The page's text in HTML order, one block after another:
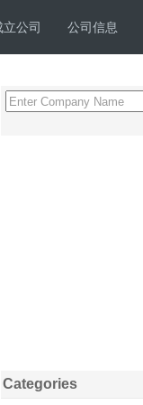
立公司 公司信息
Categories